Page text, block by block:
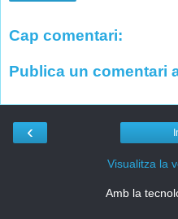
Cap comentari:
Publica un comentari
‹
Visualitza la
Amb la